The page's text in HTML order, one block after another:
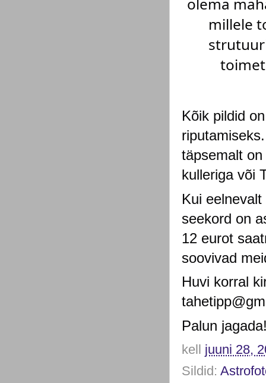
millele
Kõik pildid
täpsemalt
kulleriga või
Kui
seekord on
12 eurot
soovivad
Huvi korral
Palun
kell juuni 28,
Sildid: